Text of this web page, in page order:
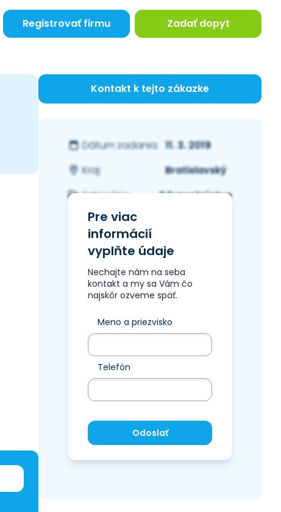
Registrovať firmu Zadať dopyt
Kontakt k tejto zákazke
Dátum zadania: 11. 3. 2019
Kraj:
Bratislavský
Kategória:
Zdravotníctvo
Pre viac
informácií
vyplňte údaje
Nechajte nám na seba
kontakt a my sa Vám čo
najskôr ozveme späť.
Meno a priezvisko
Telefón
Odoslať